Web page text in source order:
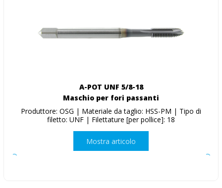
A-POT UNF 5/8-18
Maschio per fori passanti
Produttore: OSG | Materiale da taglio: HSS-PM | Tipo di
filetto: UNF | Filettature [per pollice]: 18
Mostra articolo